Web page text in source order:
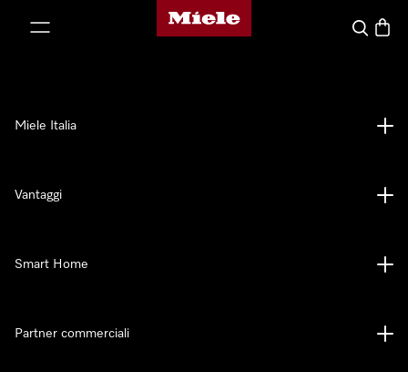
Homepage di Miele
Cerca
Miele Italia
Vantaggi
Smart Home
Partner commerciali